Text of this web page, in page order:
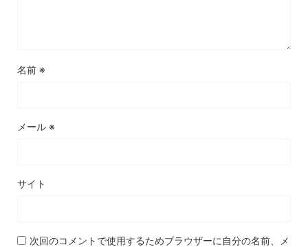
名前 ※
メール ※
サイト
次回のコメントで使用するためブラウザーに自分の名前、メ